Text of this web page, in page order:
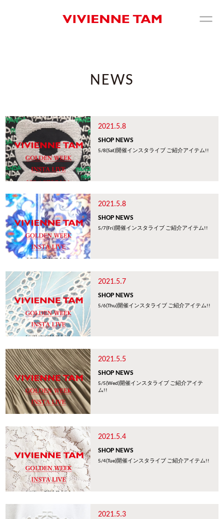
NEWS
2021.5.8
SHOP NEWS
5/8(Sat)開催インスタライブ ご紹介アイテム!!
2021.5.8
SHOP NEWS
5/7(Fri)開催インスタライブ ご紹介アイテム!!
2021.5.7
SHOP NEWS
5/6(Thu)開催インスタライブ ご紹介アイテム!!
2021.5.5
SHOP NEWS
5/5(Wed)開催インスタライブ ご紹介アイテ
ム!!
2021.5.4
SHOP NEWS
5/4(Tue)開催インスタライブ ご紹介アイテム!!
2021.5.3